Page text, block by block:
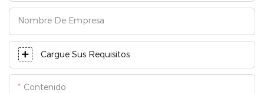
Nombre De Empresa
Cargue Sus Requisitos
Contenido